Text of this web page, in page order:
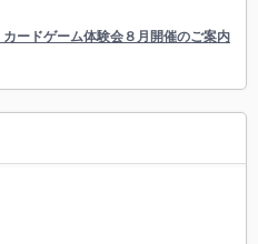
カードゲーム体験会８月開催のご案内